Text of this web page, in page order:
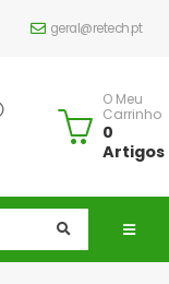
geral@retech.pt
O Meu
Carrinho
0
Artigos